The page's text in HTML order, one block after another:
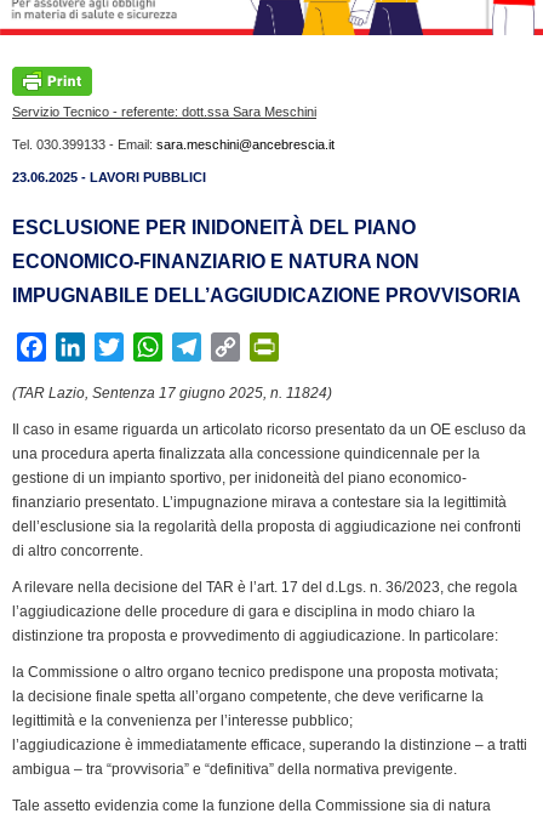
Servizio Tecnico - referente: dott.ssa Sara Meschini
Tel. 030.399133 - Email: sara.meschini@ancebrescia.it
23.06.2025 - LAVORI PUBBLICI
ESCLUSIONE PER INIDONEITÀ DEL PIANO
ECONOMICO-FINANZIARIO E NATURA NON
IMPUGNABILE DELL’AGGIUDICAZIONE PROVVISORIA
c
e
b
o
o
k
n
k
e
I
n
i
t
t
e
r
W
a
t
s
A
p
l
e
g
a
C
p
y
L
i
n
i
n
t
F
r
e
n
d
l
y
(TAR Lazio, Sentenza 17 giugno 2025, n. 11824)
Il caso in esame riguarda un articolato ricorso presentato da un OE escluso da
una procedura aperta finalizzata alla concessione quindicennale per la
gestione di un impianto sportivo, per inidoneità del piano economico-
finanziario presentato. L’impugnazione mirava a contestare sia la legittimità
dell’esclusione sia la regolarità della proposta di aggiudicazione nei confronti
di altro concorrente.
A rilevare nella decisione del TAR è l’art. 17 del d.Lgs. n. 36/2023, che regola
l’aggiudicazione delle procedure di gara e disciplina in modo chiaro la
distinzione tra proposta e provvedimento di aggiudicazione. In particolare:
la Commissione o altro organo tecnico predispone una proposta motivata;
la decisione finale spetta all’organo competente, che deve verificarne la
legittimità e la convenienza per l’interesse pubblico;
l’aggiudicazione è immediatamente efficace, superando la distinzione – a tratti
ambigua – tra “provvisoria” e “definitiva” della normativa previgente.
Tale assetto evidenzia come la funzione della Commissione sia di natura